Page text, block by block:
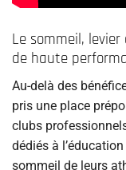
Le sommeil,
de haute
Au-delà des
pris une place
clubs
dédiés à
sommeil de leurs